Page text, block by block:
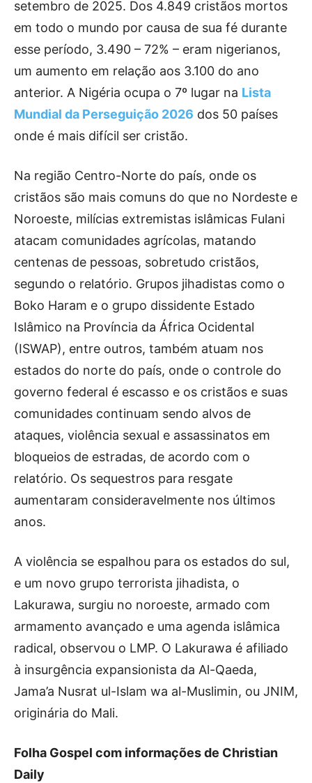
setembro de 2025. Dos 4.849 cristãos mortos
em todo o mundo por causa de sua fé durante
esse período, 3.490 – 72% – eram nigerianos,
um aumento em relação aos 3.100 do ano
anterior. A Nigéria ocupa o 7º lugar na Lista
Mundial da Perseguição 2026 dos 50 países
onde é mais difícil ser cristão.
Na região Centro-Norte do país, onde os
cristãos são mais comuns do que no Nordeste e
Noroeste, milícias extremistas islâmicas Fulani
atacam comunidades agrícolas, matando
centenas de pessoas, sobretudo cristãos,
segundo o relatório. Grupos jihadistas como o
Boko Haram e o grupo dissidente Estado
Islâmico na Província da África Ocidental
(ISWAP), entre outros, também atuam nos
estados do norte do país, onde o controle do
governo federal é escasso e os cristãos e suas
comunidades continuam sendo alvos de
ataques, violência sexual e assassinatos em
bloqueios de estradas, de acordo com o
relatório. Os sequestros para resgate
aumentaram consideravelmente nos últimos
anos.
A violência se espalhou para os estados do sul,
e um novo grupo terrorista jihadista, o
Lakurawa, surgiu no noroeste, armado com
armamento avançado e uma agenda islâmica
radical, observou o LMP. O Lakurawa é afiliado
à insurgência expansionista da Al-Qaeda,
Jama’a Nusrat ul-Islam wa al-Muslimin, ou JNIM,
originária do Mali.
Folha Gospel com informações de Christian
Daily